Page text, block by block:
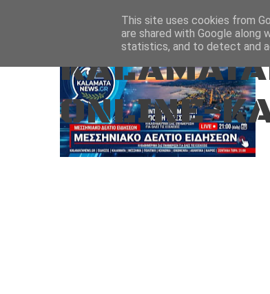
Aug 8, 2026
ONLINE-
This site uses cookies from
are shared with Google along
statistics, and to detect and